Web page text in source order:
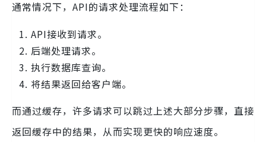
通常情况下，API的请求处理流程如下：
API接收到请求。
后端处理请求。
执行数据库查询。
将结果返回给客户端。
而通过缓存，许多请求可以跳过上述大部分步骤，直接
返回缓存中的结果，从而实现更快的响应速度。